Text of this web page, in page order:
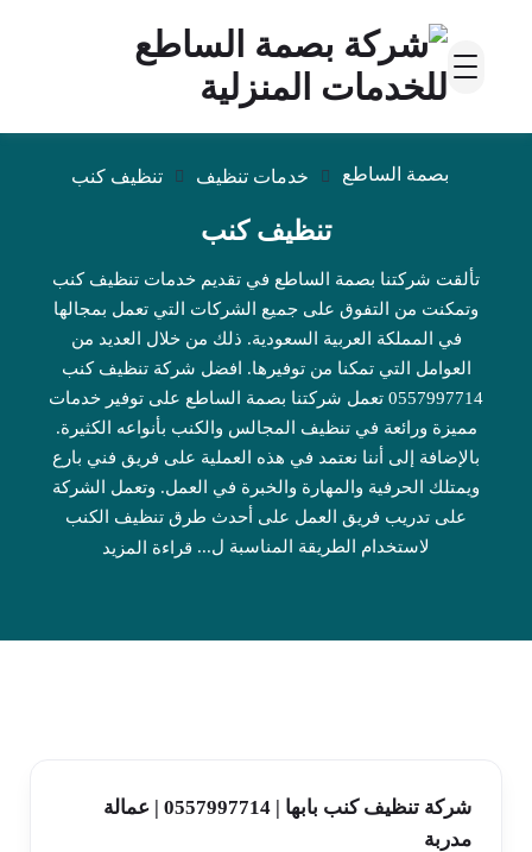
بصمة الساطع خدمات تنظيف تنظيف كنب
تنظيف كنب
تألقت شركتنا بصمة الساطع في تقديم خدمات تنظيف كنب
وتمكنت من التفوق على جميع الشركات التي تعمل بمجالها
في المملكة العربية السعودية. ذلك من خلال العديد من
العوامل التي تمكنا من توفيرها. افضل شركة تنظيف كنب
0557997714 تعمل شركتنا بصمة الساطع على توفير خدمات
مميزة ورائعة في تنظيف المجالس والكنب بأنواعه الكثيرة.
بالإضافة إلى أننا نعتمد في هذه العملية على فريق فني بارع
ويمتلك الحرفية والمهارة والخبرة في العمل. وتعمل الشركة
على تدريب فريق العمل على أحدث طرق تنظيف الكنب
لاستخدام الطريقة المناسبة ل... قراءة المزيد
شركة تنظيف كنب بابها | 0557997714 | عمالة
مدربة